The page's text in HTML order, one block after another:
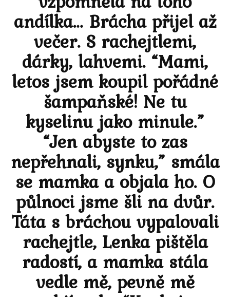
andílka… Brácha přijel až
večer. S rachejtlemi,
dárky, lahvemi. “Mami,
letos jsem koupil pořádné
šampaňské! Ne tu
kyselinu jako minule.”
“Jen abyste to zas
nepřehnali, synku,” smála
se mamka a objala ho. O
půlnoci jsme šli na dvůr.
Táta s bráchou vypalovali
rachejtle, Lenka pištěla
radostí, a mamka stála
vedle mě, pevně mě